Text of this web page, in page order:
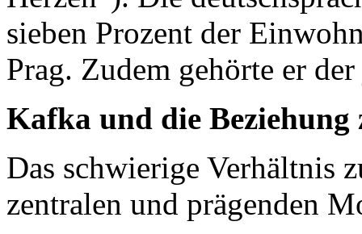
sieben Prozent der
Prag. Zudem gehörte er
Kafka und die Beziehung
Das schwierige Verhältnis
zentralen und prägenden